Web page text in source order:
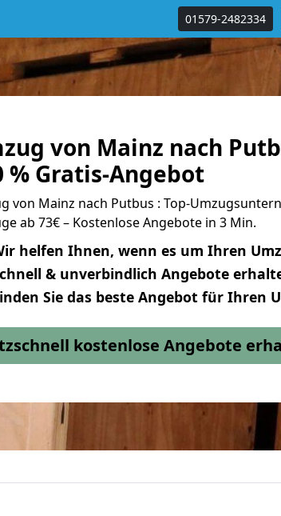
01579-2482334
von Mainz nach
% Gratis-Angebot
von Mainz nach Putbus : Top-
ab 73€ – Kostenlose Angebote in 3 Min.
helfen Ihnen, wenn es um Ihren
& unverbindlich Angebote
Sie das beste Angebot für Ihren
kostenlose Angebote